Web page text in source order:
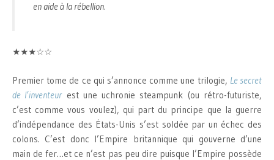
en aide à la rébellion.
★★★☆☆
Premier tome de ce qui s’annonce comme une trilogie, Le secret
de l’inventeurest une uchronie steampunk (ou rétro-futuriste,
c’est comme vous voulez), qui part du principe que la guerre
d’indépendance des États-Unis s’est soldée par un échec des
colons. C’est donc l’Empire britannique qui gouverne d’une
main de fer…et ce n’est pas peu dire puisque l’Empire possède